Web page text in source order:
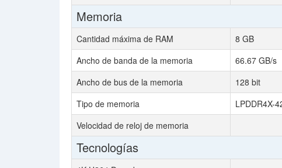
Memoria
Cantidad máxima de RAM 8 GB
Ancho de banda de la memoria
66.67 GB/s
Ancho de bus de la memoria
128 bit
Tipo de memoria
LPDDR4X-
Velocidad de reloj de memoria
Tecnologías